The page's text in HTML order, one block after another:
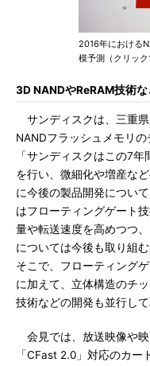
2016年における
模予測（クリッ
3D NANDやReRAM技術
サンディスクは、三重
NANDフラッシュメモリの
「サンディスクはこの7
を行い、微細化や増産な
に今後の製品開発につい
はフローティングゲート
量や転送速度を高めつつ
については今後も取り組
そこで、フローティング
に加えて、立体構造のチ
技術などの開発も並行し
会見では、放送映像や
「CFast 2.0」対応のカ